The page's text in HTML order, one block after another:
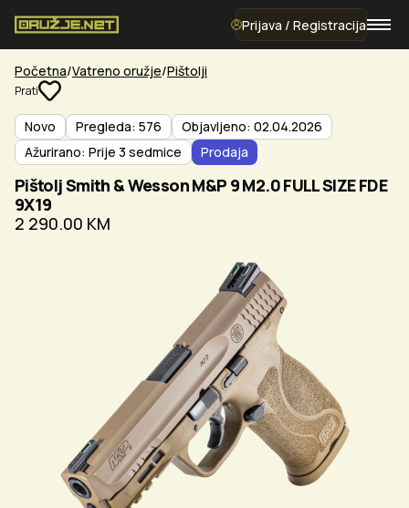
Prijava / Registracija
Početna Vatreno oružje Pištolji
Prati
Novo Pregleda: 576
Objavljeno: 02.04.2026
Ažurirano: Prije 3 sedmice
Prodaja
Pištolj Smith & Wesson M&P 9 M2.0 FULL SIZE FDE
9X19
2 290.00 KM